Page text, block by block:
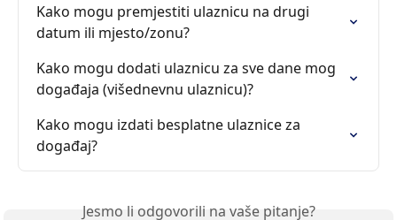
Kako mogu premjestiti ulaznicu na drugi
datum ili mjesto/zonu?
Kako mogu dodati ulaznicu za sve dane mog
događaja (višednevnu ulaznicu)?
Kako mogu izdati besplatne ulaznice za
događaj?
Jesmo li odgovorili na vaše pitanje?